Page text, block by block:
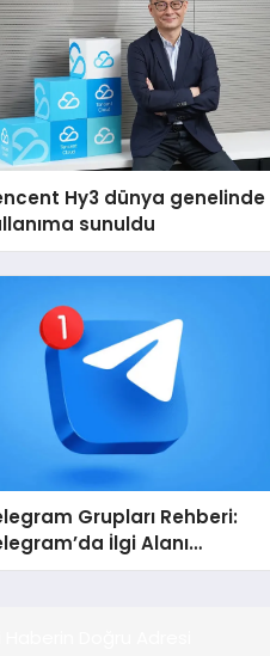
Hy3 dünya genelinde
sunuldu
Grupları Rehberi:
İlgi Alanı
Bulmanın